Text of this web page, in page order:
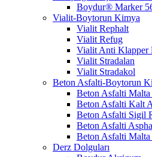
Boydur® Marker
Vialit-Boytorun Kimya
Vialit Rephalt
Vialit Refug
Vialit Anti Klapper
Vialit Stradalan
Vialit Stradakol
Beton Asfalti-Boytorun
Beton Asfalti
Beton Asfalti Kalt
Beton Asfalti Sigil
Beton Asfalti
Beton Asfalti
Derz Dolguları